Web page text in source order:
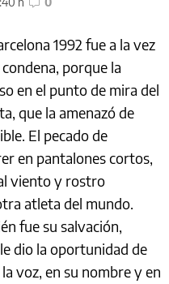
1992 fue a la vez
porque la
en el punto de mira del
que la amenazó de
El pecado de
en pantalones cortos,
viento y rostro
atleta del mundo.
fue su salvación,
dio la oportunidad de
voz, en su nombre y en